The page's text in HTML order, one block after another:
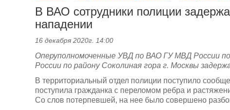
В ВАО сотрудники полиции
нападении
16 декабря 2020г. 14:00
Оперуполномоченные УВД по ВАО ГУ МВД России
России по району Соколиная гора г. Москвы
В территориальный отдел полиции поступило
поступила гражданка с переломом ребра и
Со слов потерпевшей, на нее было совершено